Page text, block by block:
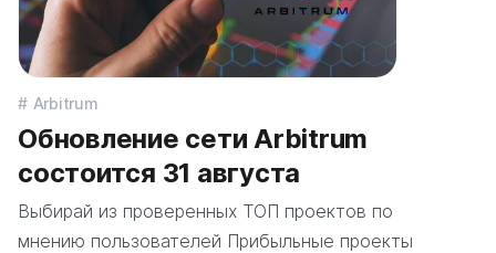
Arbitrum
Обновление сети Arbitrum
состоится 31 августа
Выбирай из проверенных ТОП проектов по
мнению пользователей Прибыльные проекты